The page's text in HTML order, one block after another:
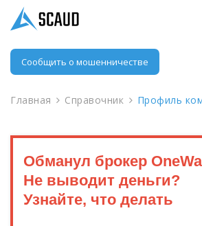
Сообщить о мошенничестве
Главная Справочник Профиль
Обманул брокер
Не выводит деньги?
Узнайте, что делать